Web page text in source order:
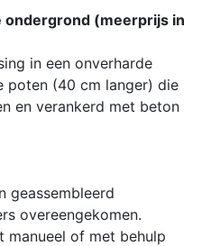
ondergrond (meerprijs in
in een onverharde
poten (40 cm langer) die
en verankerd met beton
geassembleerd
overeengekomen.
manueel of met behulp